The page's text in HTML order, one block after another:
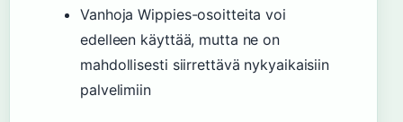
Vanhoja Wippies-osoitteita voi
edelleen käyttää, mutta ne on
mahdollisesti siirrettävä nykyaikaisiin
palvelimiin